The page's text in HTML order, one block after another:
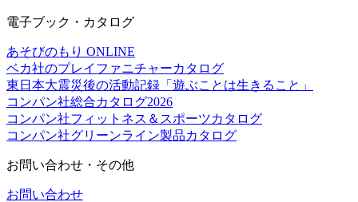
電子ブック・カタログ
あそびのもり ONLINE
ベカ社のプレイファニチャーカタログ
東日本大震災後の活動記録「遊ぶことは生きること」
コンパン社総合カタログ2026
コンパン社フィットネス＆スポーツカタログ
コンパン社グリーンライン製品カタログ
お問い合わせ・その他
お問い合わせ